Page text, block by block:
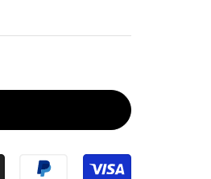
Medien
in
öffnen